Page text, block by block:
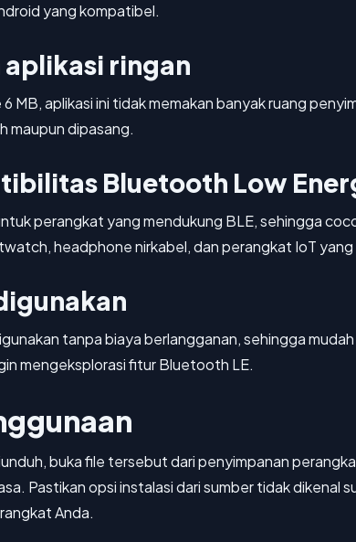
yang kompatibel.
aplikasi ringan
MB, aplikasi ini tidak memakan banyak ruang
maupun dipasang.
Bluetooth Low
perangkat yang mendukung BLE, sehingga
headphone nirkabel, dan perangkat IoT
tanpa biaya berlangganan, sehingga
mengeksplorasi fitur Bluetooth LE.
buka file tersebut dari penyimpanan
Pastikan opsi instalasi dari sumber tidak dikenal
Anda.